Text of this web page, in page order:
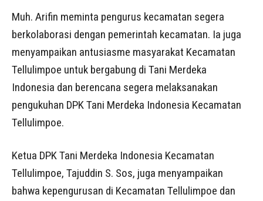
Muh. Arifin meminta pengurus kecamatan segera
berkolaborasi dengan pemerintah kecamatan. Ia juga
menyampaikan antusiasme masyarakat Kecamatan
Tellulimpoe untuk bergabung di Tani Merdeka
Indonesia dan berencana segera melaksanakan
pengukuhan DPK Tani Merdeka Indonesia Kecamatan
Tellulimpoe.
Ketua DPK Tani Merdeka Indonesia Kecamatan
Tellulimpoe, Tajuddin S. Sos, juga menyampaikan
bahwa kepengurusan di Kecamatan Tellulimpoe dan